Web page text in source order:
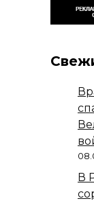
В